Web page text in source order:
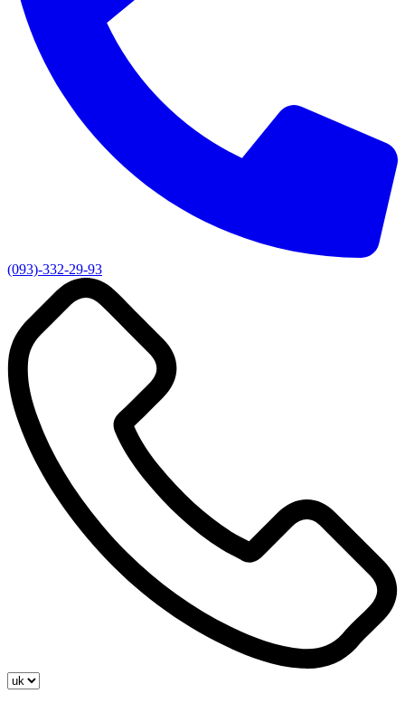
(093)-332-29-93